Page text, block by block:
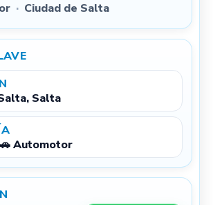
· Ciudad de Salta
Salta
Automotor